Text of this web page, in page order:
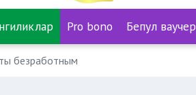
Pro bono Бепул ваучер
безработным